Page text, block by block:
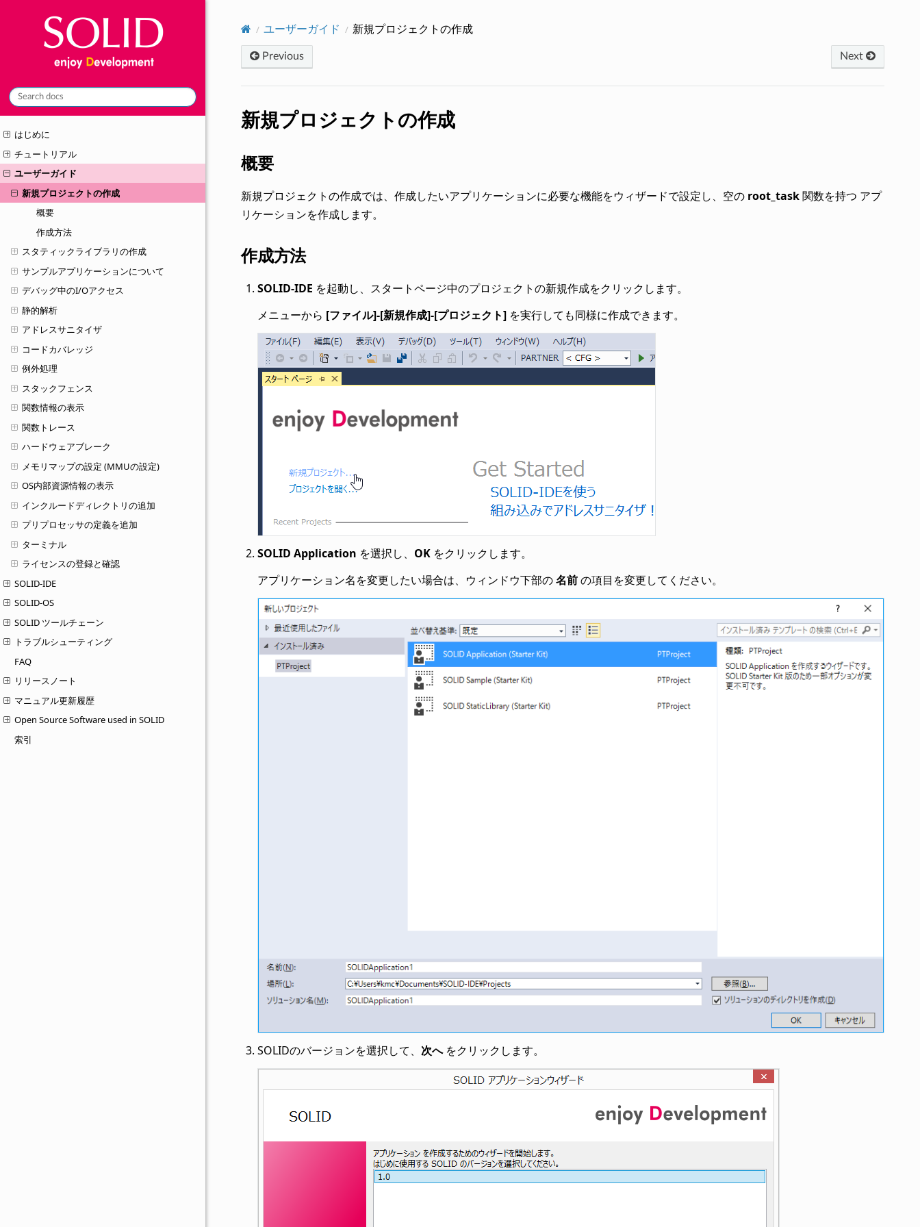
はじめに
チュートリアル
ユーザーガイド
新規プロジェクトの作成
概要
作成方法
スタティックライブラリの作成
サンプルアプリケーションについて
デバッグ中のI/Oアクセス
静的解析
アドレスサニタイザ
コードカバレッジ
例外処理
スタックフェンス
関数情報の表示
関数トレース
ハードウェアブレーク
メモリマップの設定 (MMUの設定)
OS内部資源情報の表示
インクルードディレクトリの追加
プリプロセッサの定義を追加
ターミナル
ライセンスの登録と確認
SOLID-IDE
SOLID-OS
SOLID ツールチェーン
トラブルシューティング
FAQ
リリースノート
マニュアル更新履歴
Open Source Software used in SOLID
索引
ユーザーガイド 新規プロジェクトの作成
Previous Next
新規プロジェクトの作成
概要
新規プロジェクトの作成では、作成したいアプリケーションに必要な機能をウィザードで設定し、空の root_task関数を持つ アプ
リケーションを作成します。
作成方法
SOLID-IDE を起動し、スタートページ中のプロジェクトの新規作成をクリックします。
メニューから [ファイル]-[新規作成]-[プロジェクト]を実行しても同様に作成できます。
SOLID Application を選択し、 OKをクリックします。
アプリケーション名を変更したい場合は、ウィンドウ下部の名前の項目を変更してください。
SOLIDのバージョンを選択して、 次へをクリックします。